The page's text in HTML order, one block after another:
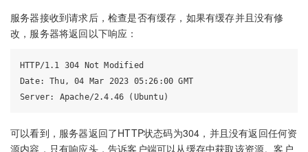
服务器接收到请求后，检查是否有缓存，如果有缓存并且没有修
改，服务器将返回以下响应：
HTTP/1.1 304 Not Modified
Date: Thu, 04 Mar 2023 05:26:00 GMT
可以看到，服务器返回了HTTP状态码为304，并且没有返回任何资
源内容，只有响应头，告诉客户端可以从缓存中获取该资源。客户